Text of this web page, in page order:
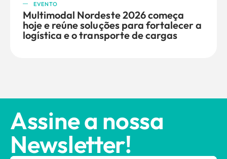
EVENTO
Multimodal Nordeste 2026 começa
hoje e reúne soluções para fortalecer a
logística e o transporte de cargas
Assine a nossa
Newsletter!